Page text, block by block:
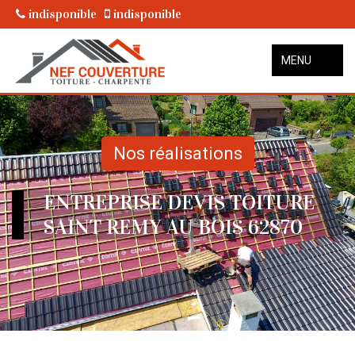
indisponible indisponible
MENU
Nos réalisations
ENTREPRISE DEVIS TOITURE
SAINT REMY AU BOIS 62870